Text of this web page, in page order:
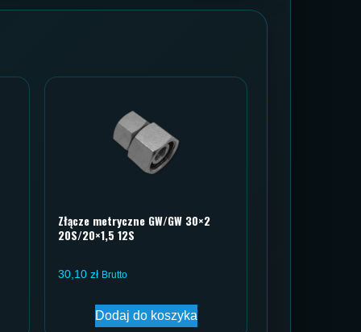
Złącze metryczne GW/GW 30×2
20S/20×1,5 12S
30,10 zł Brutto
Dodaj do koszyka